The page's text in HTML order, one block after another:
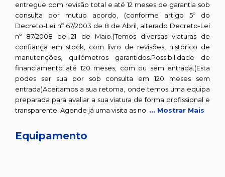
entregue com revisão total e até 12 meses de garantia sob
consulta por mutuo acordo, (conforme artigo 5º do
Decreto-Lei nº 67/2003 de 8 de Abril, alterado Decreto-Lei
nº 87/2008 de 21 de Maio.)Temos diversas viaturas de
confiança em stock, com livro de revisões, histórico de
manutenções, quilómetros garantidos.Possibilidade de
financiamento até 120 meses, com ou sem entrada.(Esta
podes ser sua por sob consulta em 120 meses sem
entrada)Aceitamos a sua retoma, onde temos uma equipa
preparada para avaliar a sua viatura de forma profissional e
transparente. Agende já uma visita as no ... Mostrar Mais
Equipamento